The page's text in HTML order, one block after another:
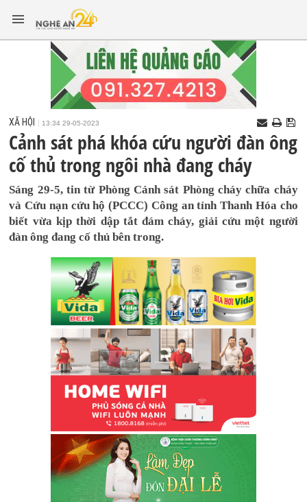
XÃ HỘI 13:34 29-05-2023
Cảnh sát phá khóa cứu người đàn ông
cố thủ trong ngôi nhà đang cháy
Sáng 29-5, tin từ Phòng Cảnh sát Phòng cháy chữa cháy
và Cứu nạn cứu hộ (PCCC) Công an tỉnh Thanh Hóa cho
biết vừa kịp thời dập tắt đám cháy, giải cứu một người
đàn ông đang cố thủ bên trong.